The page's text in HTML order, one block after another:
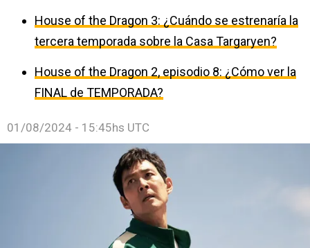
House of the Dragon 3: ¿Cuándo se estrenaría la
tercera temporada sobre la Casa Targaryen?
House of the Dragon 2, episodio 8: ¿Cómo ver la
FINAL de TEMPORADA?
01/08/2024 - 15:45hs UTC